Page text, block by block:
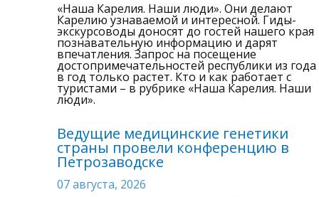
«Наша Карелия. Наши люди». Они делают
Карелию узнаваемой и интересной. Гиды-
экскурсоводы доносят до гостей нашего края
познавательную информацию и дарят
впечатления. Запрос на посещение
достопримечательностей республики из года
в год только растет. Кто и как работает с
туристами – в рубрике «Наша Карелия. Наши
люди».
Ведущие медицинские генетики
страны провели конференцию в
Петрозаводске
07 августа, 2026